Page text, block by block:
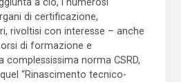
di certificazione,
rivoltisi con interesse – anche
di formazione e
norma CSRD,
“Rinascimento tecnico-